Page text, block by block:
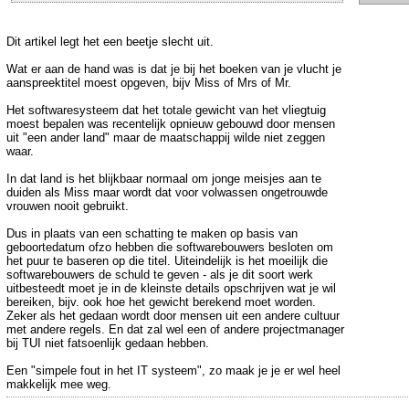
Dit artikel legt het een beetje slecht uit.
Wat er aan de hand was is dat je bij het boeken van je vlucht je
aanspreektitel moest opgeven, bijv Miss of Mrs of Mr.
Het softwaresysteem dat het totale gewicht van het vliegtuig
moest bepalen was recentelijk opnieuw gebouwd door mensen
uit "een ander land" maar de maatschappij wilde niet zeggen
waar.
In dat land is het blijkbaar normaal om jonge meisjes aan te
duiden als Miss maar wordt dat voor volwassen ongetrouwde
vrouwen nooit gebruikt.
Dus in plaats van een schatting te maken op basis van
geboortedatum ofzo hebben die softwarebouwers besloten om
het puur te baseren op die titel. Uiteindelijk is het moeilijk die
softwarebouwers de schuld te geven - als je dit soort werk
uitbesteedt moet je in de kleinste details opschrijven wat je wil
bereiken, bijv. ook hoe het gewicht berekend moet worden.
Zeker als het gedaan wordt door mensen uit een andere cultuur
met andere regels. En dat zal wel een of andere projectmanager
bij TUI niet fatsoenlijk gedaan hebben.
Een "simpele fout in het IT systeem", zo maak je je er wel heel
makkelijk mee weg.